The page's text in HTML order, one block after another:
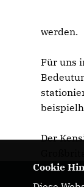
werden.
Für uns
Der
Cookie